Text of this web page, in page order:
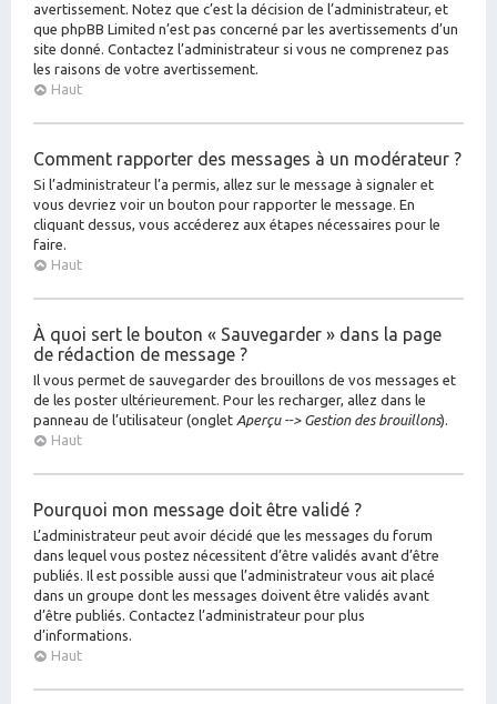
avertissement. Notez que c’est la décision de l’administrateur, et
que phpBB Limited n’est pas concerné par les avertissements d’un
site donné. Contactez l’administrateur si vous ne comprenez pas
les raisons de votre avertissement.
Haut
Comment rapporter des messages à un modérateur ?
Si l’administrateur l’a permis, allez sur le message à signaler et
vous devriez voir un bouton pour rapporter le message. En
cliquant dessus, vous accéderez aux étapes nécessaires pour le
faire.
Haut
À quoi sert le bouton « Sauvegarder » dans la page
de rédaction de message ?
Il vous permet de sauvegarder des brouillons de vos messages et
de les poster ultérieurement. Pour les recharger, allez dans le
panneau de l’utilisateur (onglet Aperçu --> Gestion des brouillons).
Haut
Pourquoi mon message doit être validé ?
L’administrateur peut avoir décidé que les messages du forum
dans lequel vous postez nécessitent d’être validés avant d’être
publiés. Il est possible aussi que l’administrateur vous ait placé
dans un groupe dont les messages doivent être validés avant
d’être publiés. Contactez l’administrateur pour plus
d’informations.
Haut